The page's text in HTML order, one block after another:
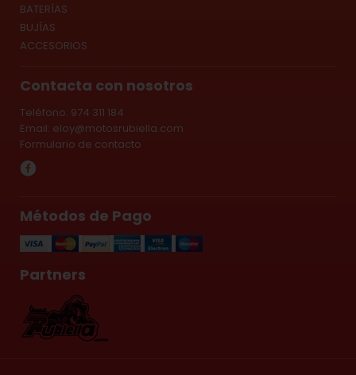
BATERÍAS
BUJÍAS
ACCESORIOS
Contacta con nosotros
Teléfono: 974 311 184
Email: eloy@motosrubiella.com
Formulario de contacto
Métodos de Pago
Partners